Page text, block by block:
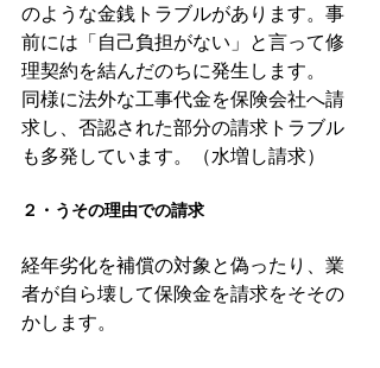
のような金銭トラブルがあります。事
前には「自己負担がない」と言って修
理契約を結んだのちに発生します。
同様に法外な工事代金を保険会社へ請
求し、否認された部分の請求トラブル
も多発しています。（水増し請求）
２・うその理由での請求
経年劣化を補償の対象と偽ったり、業
者が自ら壊して保険金を請求をそその
かします。